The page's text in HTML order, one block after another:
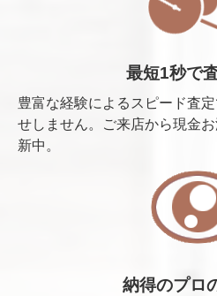
最短1秒で
豊富な経験によるスピード査
せしません。ご来店から現金
新中。
納得のプロ